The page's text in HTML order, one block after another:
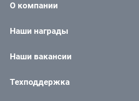
О компании
Наши награды
Наши вакансии
Техподдержка